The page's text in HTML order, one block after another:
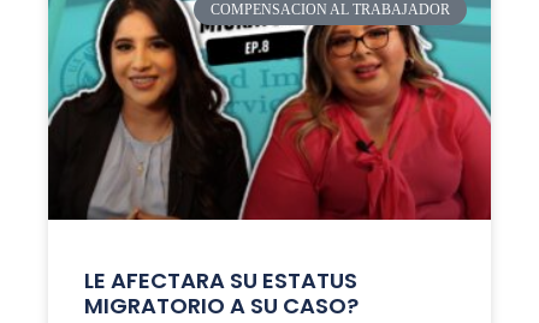
COMPENSACION AL TRABAJADOR
LE AFECTARA SU ESTATUS
MIGRATORIO A SU CASO?